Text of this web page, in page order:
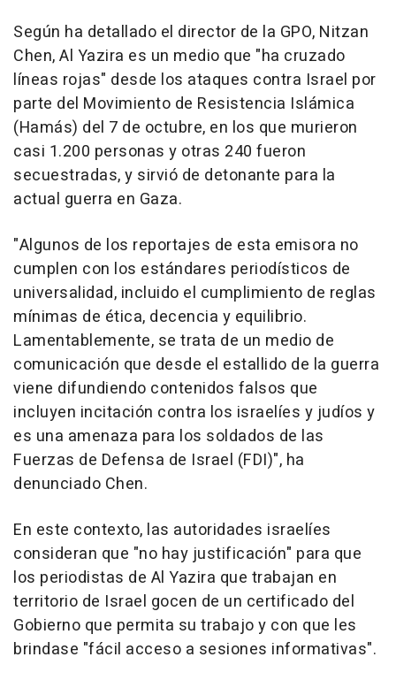
Según ha detallado el director de la GPO, Nitzan
Chen, Al Yazira es un medio que "ha cruzado
líneas rojas" desde los ataques contra Israel por
parte del Movimiento de Resistencia Islámica
(Hamás) del 7 de octubre, en los que murieron
casi 1.200 personas y otras 240 fueron
secuestradas, y sirvió de detonante para la
actual guerra en Gaza.
"Algunos de los reportajes de esta emisora no
cumplen con los estándares periodísticos de
universalidad, incluido el cumplimiento de reglas
mínimas de ética, decencia y equilibrio.
Lamentablemente, se trata de un medio de
comunicación que desde el estallido de la guerra
viene difundiendo contenidos falsos que
incluyen incitación contra los israelíes y judíos y
es una amenaza para los soldados de las
Fuerzas de Defensa de Israel (FDI)", ha
denunciado Chen.
En este contexto, las autoridades israelíes
consideran que "no hay justificación" para que
los periodistas de Al Yazira que trabajan en
territorio de Israel gocen de un certificado del
Gobierno que permita su trabajo y con que les
brindase "fácil acceso a sesiones informativas".